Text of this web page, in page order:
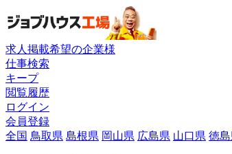
求人掲載希望の企業様
仕事検索
キープ
閲覧履歴
ログイン
会員登録
全国 鳥取県 島根県 岡山県 広島県 山口県 徳